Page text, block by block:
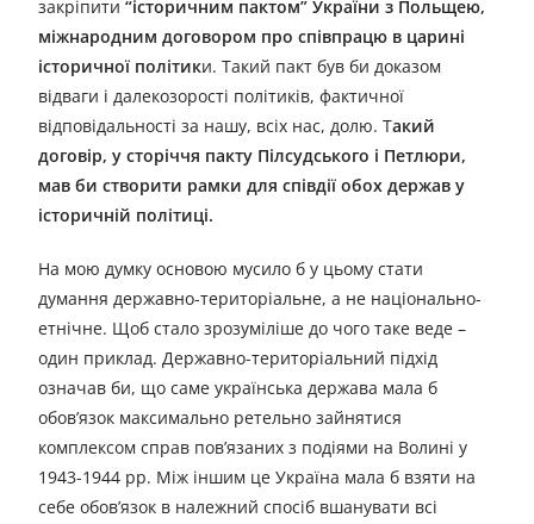
закріпити“історичним пактом” України з Польщею,
міжнародним договором про співпрацю в царині
історичної політики. Такий пакт був би доказом
відваги і далекозорості політиків, фактичної
відповідальності за нашу, всіх нас, долю. Такий
договір, у сторіччя пакту Пілсудського і Петлюри,
мав би створити рамки для співдії обох держав у
історичній політиці.
На мою думку основою мусило б у цьому стати
думання державно-територіальне, а не національно-
етнічне. Щоб стало зрозуміліше до чого таке веде –
один приклад. Державно-територіальний підхід
означав би, що саме українська держава мала б
обов’язок максимально ретельно зайнятися
комплексом справ пов’язаних з подіями на Волині у
1943-1944 рр. Між іншим це Україна мала б взяти на
себе обов’язок в належний спосіб вшанувати всі